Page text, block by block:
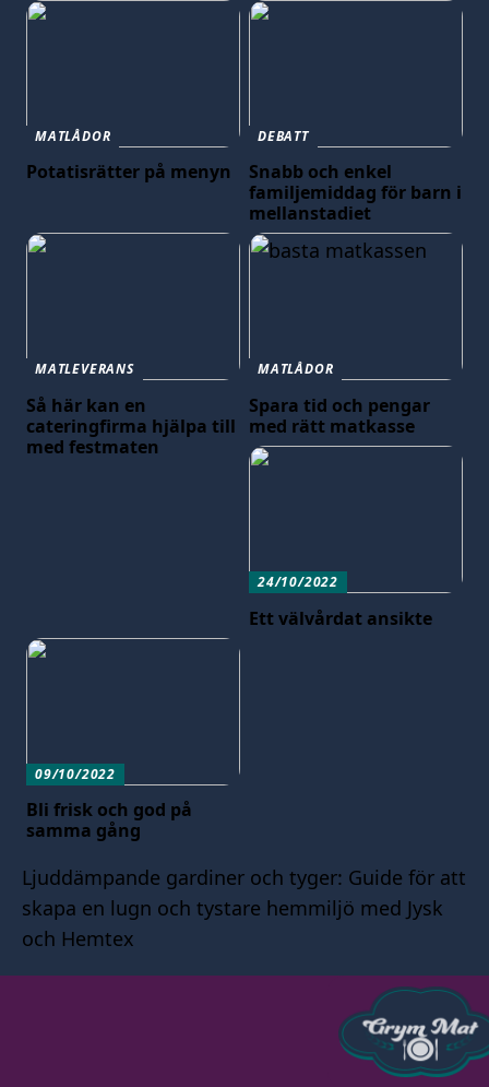
MATLÅDOR
Potatisrätter på menyn
DEBATT
Snabb och enkel
familjemiddag för barn i
mellanstadiet
MATLEVERANS
Så här kan en
cateringfirma hjälpa till
med festmaten
MATLÅDOR
Spara tid och pengar
med rätt matkasse
24/10/2022
Ett välvårdat ansikte
09/10/2022
Bli frisk och god på
samma gång
Ljuddämpande gardiner och tyger: Guide för att
skapa en lugn och tystare hemmiljö med Jysk
och Hemtex